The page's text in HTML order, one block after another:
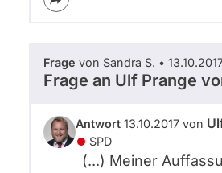
Frage von Sandra S. •
Frage an Ulf Prange
Antwort 13.10.2017 von
SPD
(...) Meiner